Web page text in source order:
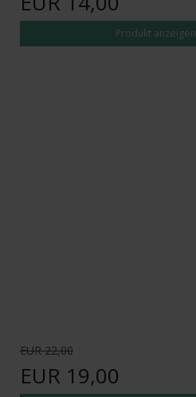
Produkt anzeigen
EUR 22,00
EUR 19,00